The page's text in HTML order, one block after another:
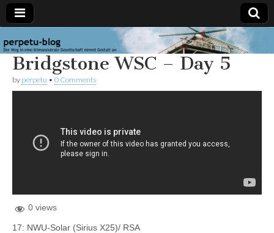
perpetu-
blog
Der Weg in
eine
klimaneutrale
Gesellschaft
nimmt
Bridgstone WSC – Day 5
by perpetu • 0 Comments
0 views
17: NWU-Solar (Sirius X25)/ RSA